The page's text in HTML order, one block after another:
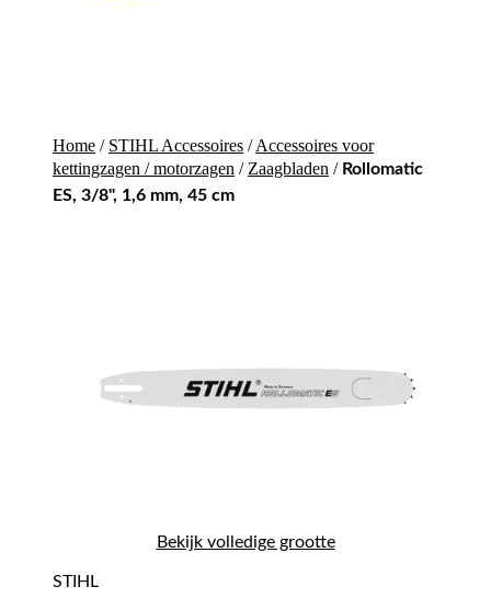
Home / STIHL Accessoires /Accessoires voor
kettingzagen / motorzagen / Zaagbladen / Rollomatic
ES, 3/8", 1,6 mm, 45 cm
Bekijk volledige grootte
STIHL